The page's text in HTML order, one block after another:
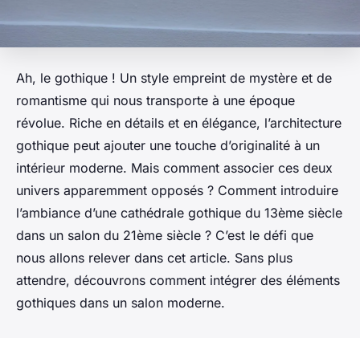
Ah, le gothique ! Un style empreint de mystère et de
romantisme qui nous transporte à une époque
révolue. Riche en détails et en élégance, l’architecture
gothique peut ajouter une touche d’originalité à un
intérieur moderne. Mais comment associer ces deux
univers apparemment opposés ? Comment introduire
l’ambiance d’une cathédrale gothique du 13ème siècle
dans un salon du 21ème siècle ? C’est le défi que
nous allons relever dans cet article. Sans plus
attendre, découvrons comment intégrer des éléments
gothiques dans un salon moderne.